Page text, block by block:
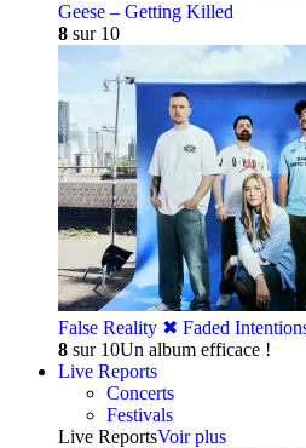
Geese – Getting Killed
8 sur 10
False Reality ✖︎ Faded
8 sur 10Un album efficace !
Live Reports
Concerts
Festivals
Live ReportsVoir plus